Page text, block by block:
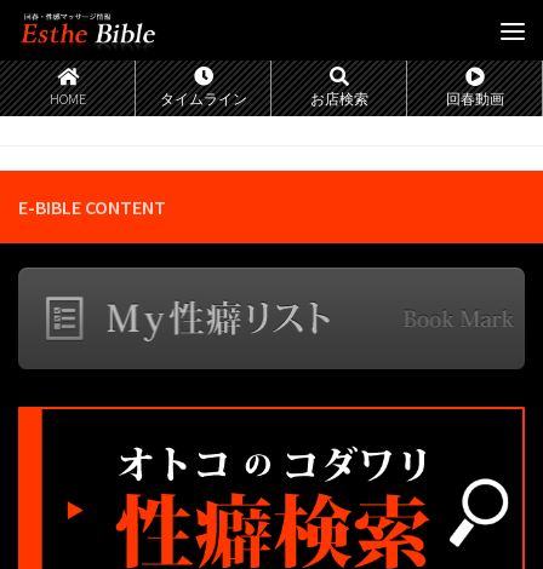
HOME タイムライン お店検索 回春動画
E-BIBLE CONTENT